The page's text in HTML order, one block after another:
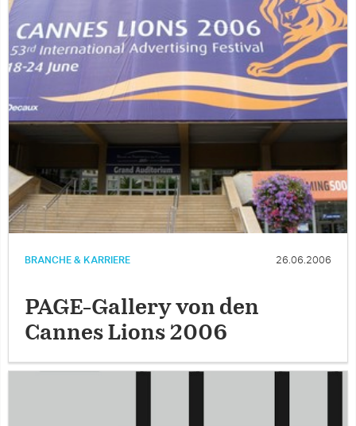
BRANCHE & KARRIERE 26.06.2006
PAGE-Gallery von den
Cannes Lions 2006